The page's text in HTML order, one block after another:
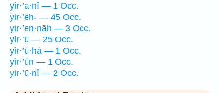
yir·’a·nî — 1 Occ.
yir·’eh- — 45 Occ.
yir·’en·nāh — 3 Occ.
yir·’ū — 25 Occ.
yir·’ū·hā — 1 Occ.
yir·’ūn — 1 Occ.
yir·’ū·nî — 2 Occ.